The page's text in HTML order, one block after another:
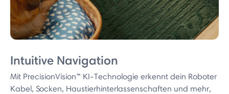
Intuitive Navigation
Mit PrecisionVision™ KI-Technologie erkennt dein Roboter
Kabel, Socken, Haustierhinterlassenschaften und mehr,